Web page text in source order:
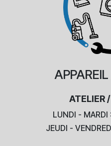
APPAREIL
ATELIER
LUNDI -
JEUDI -